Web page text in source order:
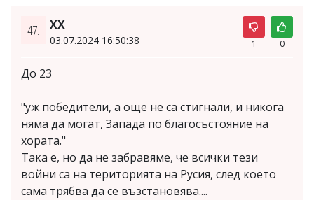
47. XX
03.07.2024 16:50:38 1 0
До 23
"уж победители, а още не са стигнали, и никога
няма да могат, Запада по благосъстояние на
хората."
Така е, но да не забравяме, че всички тези
войни са на територията на Русия, след което
сама трябва да се възстановява....